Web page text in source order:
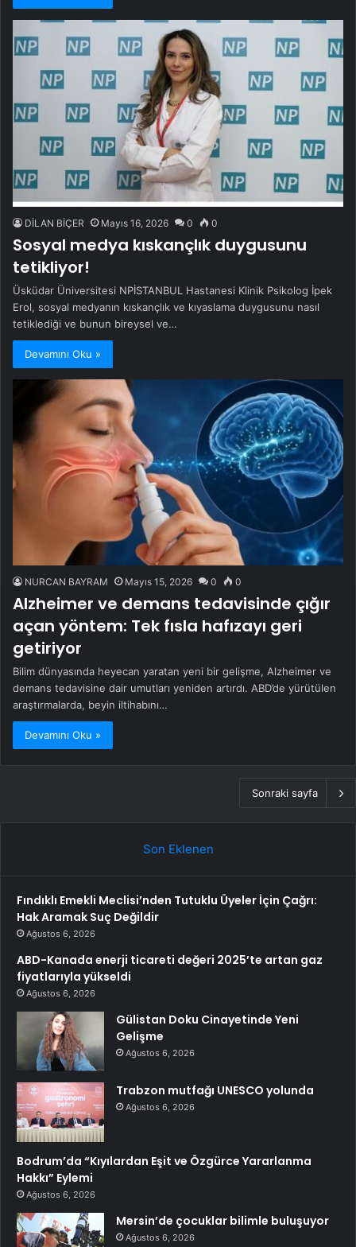
DİLAN BİÇER Mayıs 16, 2026 0 0
Sosyal medya kıskançlık duygusunu
tetikliyor!
Üsküdar Üniversitesi NPİSTANBUL Hastanesi Klinik Psikolog İpek
Erol, sosyal medyanın kıskançlık ve kıyaslama duygusunu nasıl
tetiklediği ve bunun bireysel ve…
Devamını Oku »
NURCAN BAYRAM Mayıs 15, 2026 0 0
Alzheimer ve demans tedavisinde çığır
açan yöntem: Tek fısla hafızayı geri
getiriyor
Bilim dünyasında heyecan yaratan yeni bir gelişme, Alzheimer ve
demans tedavisine dair umutları yeniden artırdı. ABD’de yürütülen
araştırmalarda, beyin iltihabını…
Devamını Oku »
Sonraki sayfa
Son Eklenen
Fındıklı Emekli Meclisi’nden Tutuklu Üyeler İçin Çağrı:
Hak Aramak Suç Değildir
Ağustos 6, 2026
ABD-Kanada enerji ticareti değeri 2025’te artan gaz
fiyatlarıyla yükseldi
Ağustos 6, 2026
Gülistan Doku Cinayetinde Yeni
Gelişme
Ağustos 6, 2026
Trabzon mutfağı UNESCO yolunda
Ağustos 6, 2026
Bodrum’da “Kıyılardan Eşit ve Özgürce Yararlanma
Hakkı” Eylemi
Ağustos 6, 2026
Mersin’de çocuklar bilimle buluşuyor
Ağustos 6, 2026